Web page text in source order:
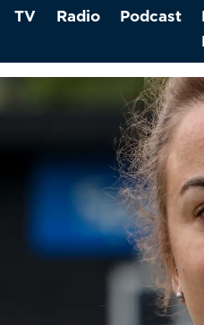
TV Radio Podcast